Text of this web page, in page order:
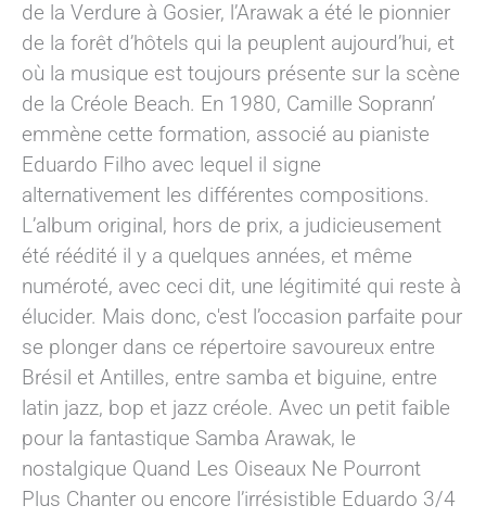
de la Verdure à Gosier, l’Arawak a été le pionnier
de la forêt d’hôtels qui la peuplent aujourd’hui, et
où la musique est toujours présente sur la scène
de la Créole Beach. En 1980, Camille Soprann’
emmène cette formation, associé au pianiste
Eduardo Filho avec lequel il signe
alternativement les différentes compositions.
L’album original, hors de prix, a judicieusement
été réédité il y a quelques années, et même
numéroté, avec ceci dit, une légitimité qui reste à
élucider. Mais donc, c'est l’occasion parfaite pour
se plonger dans ce répertoire savoureux entre
Brésil et Antilles, entre samba et biguine, entre
latin jazz, bop et jazz créole. Avec un petit faible
pour la fantastique Samba Arawak, le
nostalgique Quand Les Oiseaux Ne Pourront
Plus Chanter ou encore l’irrésistible Eduardo 3/4